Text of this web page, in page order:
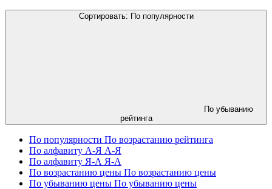
Сортировать: По популярности
По убыванию
рейтинга
По популярности По возрастанию рейтинга
По алфавиту А-Я А-Я
По алфавиту Я-А Я-А
По возрастанию цены По возрастанию цены
По убыванию цены По убыванию цены